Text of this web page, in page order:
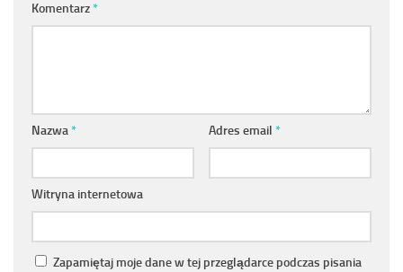
Komentarz*
Nazwa* Adres email *
Witryna internetowa
Zapamiętaj moje dane w tej przeglądarce podczas pisania